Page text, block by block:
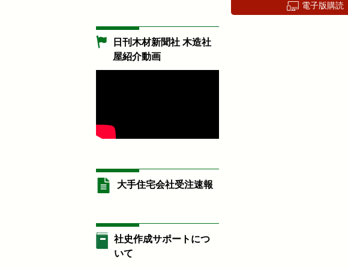
電子版購読
日刊木材新聞社 木造社
屋紹介動画
大手住宅会社受注速報
社史作成サポートにつ
いて